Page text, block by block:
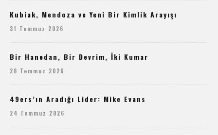
Kubiak, Mendoza ve Yeni Bir Kimlik Arayışı
31 Temmuz 2026
Bir Hanedan, Bir Devrim, İki Kumar
28 Temmuz 2026
49ers’ın Aradığı Lider: Mike Evans
24 Temmuz 2026